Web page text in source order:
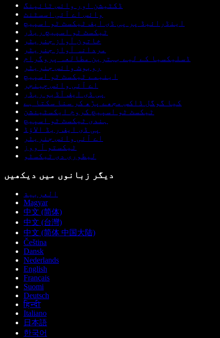
ڈکٹیشن اور وائس ٹائپنگ
وائس اے آئی اسسٹنٹ
اینڈرائیڈ پر پی ڈی ایف ٹیکسٹ ٹو اسپیچ
ٹیکسٹ ٹو اسپیچ ریڈر
خاتون آواز جنریٹر
مردانہ آواز جنریٹر
ڈسلیکسیا کے لیے بہترین مطالعہ پروگرام
روبوٹ وائس جنریٹر
اینیمے ٹیکسٹ ٹو اسپیچ
اے آئی وائس چینجر
پی ڈی ایف آڈیو ریڈر
کیا گوگل ڈاکس مجھے پڑھ کر سنا سکتا ہے
ٹیکسٹ ٹو اسپیچ کروم ایکسٹینشن
ہندی ٹیکسٹ ٹو اسپیچ
پی ڈی ایف ریڈ الاؤڈ
اے آئی وائس جنریٹر
ٹیکستو آ ووز
لیطوری دی ٹیکسٹو
دیگر زبانوں میں دیکھیں
العربية
Magyar
中文 (简体)
中文 (台灣)
中文 (简体 中国大陆)
Čeština
Dansk
Nederlands
English
Français
Suomi
Deutsch
हिन्दी
Italiano
日本語
한국어